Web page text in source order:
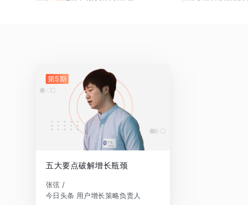
第5期
五大要点破解增长瓶颈
张弦 /
今日头条 用户增长策略负责人